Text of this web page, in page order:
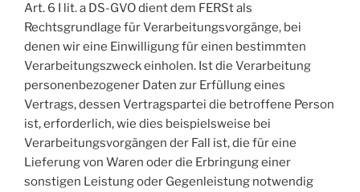
Art. 6 I lit. a DS-GVO dient dem FERSt als
Rechtsgrundlage für Verarbeitungsvorgänge, bei
denen wir eine Einwilligung für einen bestimmten
Verarbeitungszweck einholen. Ist die Verarbeitung
personenbezogener Daten zur Erfüllung eines
Vertrags, dessen Vertragspartei die betroffene Person
ist, erforderlich, wie dies beispielsweise bei
Verarbeitungsvorgängen der Fall ist, die für eine
Lieferung von Waren oder die Erbringung einer
sonstigen Leistung oder Gegenleistung notwendig